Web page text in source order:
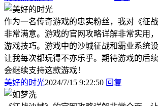
作为一名传奇游戏的忠实粉丝，我对《征
非常满意。游戏的官网攻略详解非常实用
游戏技巧。游戏中的沙城征战和霸业系统
让我每次都玩得不亦乐乎。期待游戏的后
会继续支持这款游戏！
美好的时光2024/7/15 9:22:50 回复